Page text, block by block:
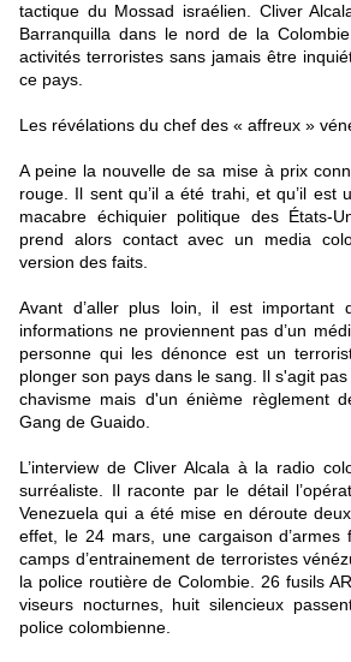
tactique du Mossad israélien. Cliver
Barranquilla dans le nord de la
activités terroristes sans jamais être
ce pays.
Les révélations du chef des « affreux »
A peine la nouvelle de sa mise à prix
rouge. Il sent qu’il a été trahi, et qu’il est
macabre échiquier politique des États-
prend alors contact avec un media
version des faits.
Avant d’aller plus loin, il est important
informations ne proviennent pas d’un
personne qui les dénonce est un
plonger son pays dans le sang. Il s'agit
chavisme mais d'un énième règlement
Gang de Guaido.
L’interview de Cliver Alcala à la radio
surréaliste. Il raconte par le détail
Venezuela qui a été mise en déroute
effet, le 24 mars, une cargaison d’armes
camps d’entrainement de terroristes
la police routière de Colombie. 26 fusils
viseurs nocturnes, huit silencieux
police colombienne.